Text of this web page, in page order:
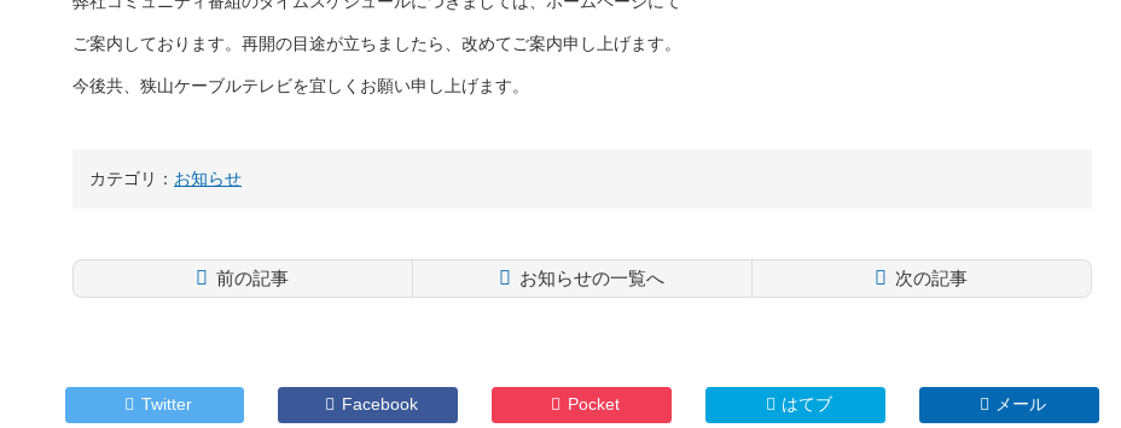
ご案内しております。再開の目途が立ちましたら、改めてご案内申し上げます。
今後共、狭山ケーブルテレビを宜しくお願い申し上げます。
カテゴリ： お知らせ
前の記事 お知らせの一覧へ 次の記事
Twitter Facebook Pocket はてブ メール